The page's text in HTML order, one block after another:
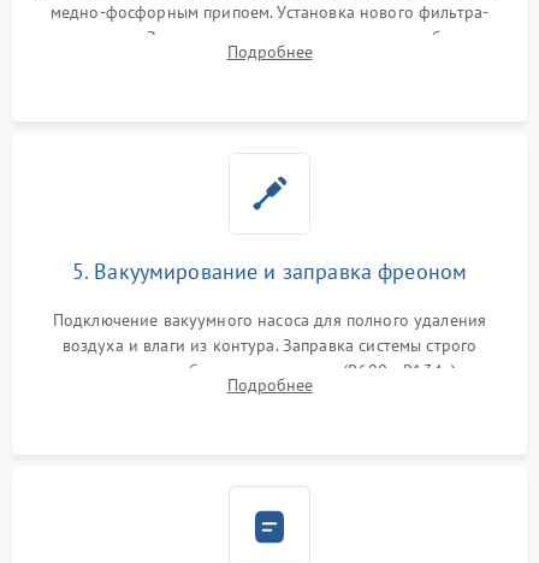
медно-фосфорным припоем. Установка нового фильтра-
осушителя. Замена изношенных вентиляторов обдува,
сломанных заслонок или поврежденных дверных петель.
Подробнее
5. Вакуумирование и заправка фреоном
Подключение вакуумного насоса для полного удаления
воздуха и влаги из контура. Заправка системы строго
дозированным объемом хладагента (R600a, R134a) по
электронным весам. Контроль рабочего давления в системе.
Подробнее